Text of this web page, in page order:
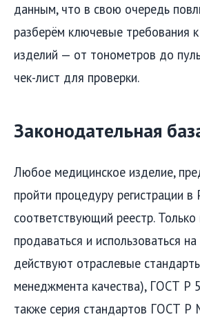
данным, что в свою очередь
разберём ключевые требования
изделий — от тонометров до
чек-лист для проверки.
Законодательная
Любое медицинское изделие,
пройти процедуру регистрации
соответствующий реестр.
продаваться и использоваться
действуют отраслевые
менеджмента качества), ГОСТ Р
также серия стандартов ГОСТ